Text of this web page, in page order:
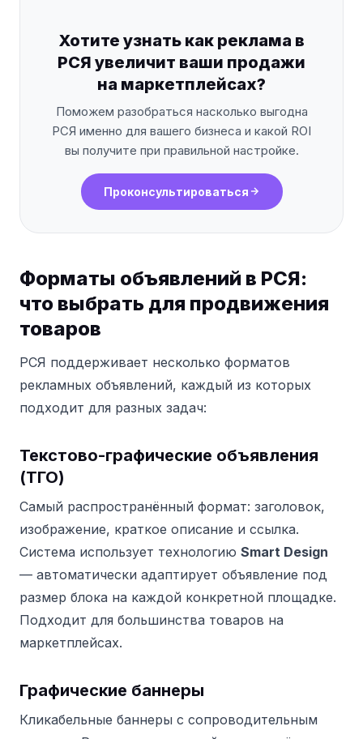
Хотите узнать как реклама в
РСЯ увеличит ваши продажи
на маркетплейсах?
Поможем разобраться насколько выгодна
РСЯ именно для вашего бизнеса и какой ROI
вы получите при правильной настройке.
Проконсультироваться
Форматы объявлений в РСЯ:
что выбрать для продвижения
товаров
РСЯ поддерживает несколько форматов
рекламных объявлений, каждый из которых
подходит для разных задач:
Текстово-графические объявления
(ТГО)
Самый распространённый формат: заголовок,
изображение, краткое описание и ссылка.
Система использует технологию Smart Design
— автоматически адаптирует объявление под
размер блока на каждой конкретной площадке.
Подходит для большинства товаров на
маркетплейсах.
Графические баннеры
Кликабельные баннеры с сопроводительным